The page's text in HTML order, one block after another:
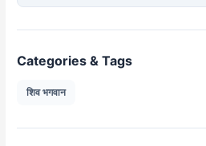
Categories & Tags
शिव भगवान